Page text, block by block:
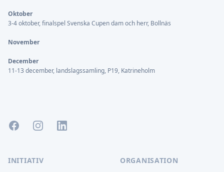
Oktober
3-4 oktober, finalspel Svenska Cupen dam och herr, Bollnäs
November
December
11-13 december, landslagssamling, P19, Katrineholm
FacebookInstagramLinkedIn
INITIATIV ORGANISATION